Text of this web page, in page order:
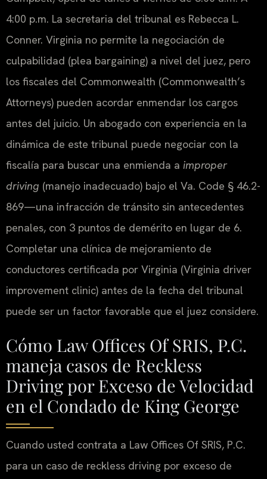
4:00 p.m. La secretaria del tribunal es Rebecca L.
Conner. Virginia no permite la negociación de
culpabilidad (plea bargaining) a nivel del juez, pero
los fiscales del Commonwealth (Commonwealth’s
Attorneys) pueden acordar enmendar los cargos
antes del juicio. Un abogado con experiencia en la
dinámica de este tribunal puede negociar con la
fiscalía para buscar una enmienda a improper
driving (manejo inadecuado) bajo el Va. Code § 46.2-
869—una infracción de tránsito sin antecedentes
penales, con 3 puntos de demérito en lugar de 6.
Completar una clínica de mejoramiento de
conductores certificada por Virginia (Virginia driver
improvement clinic) antes de la fecha del tribunal
puede ser un factor favorable que el juez considere.
Cómo Law Offices Of SRIS, P.C.
maneja casos de Reckless
Driving por Exceso de Velocidad
en el Condado de King George
Cuando usted contrata a Law Offices Of SRIS, P.C.
para un caso de reckless driving por exceso de